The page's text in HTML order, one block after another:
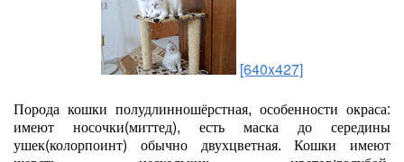
[640x427]
Порода кошки полудлинношёрстная, особенности окраса:
имеют носочки(миттед), есть маска до середины
ушек(колорпоинт) обычно двухцветная. Кошки имеют